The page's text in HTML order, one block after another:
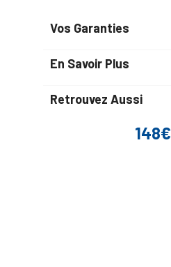
148€
Vos Garanties
En Savoir Plus
Retrouvez Aussi